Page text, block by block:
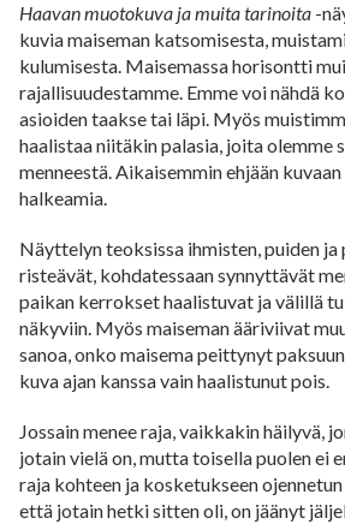
Haavan muotokuva ja muita tarinoita -
kuvia maiseman katsomisesta,
kulumisesta. Maisemassa horisontti
rajallisuudestamme. Emme voi nähdä
asioiden taakse tai läpi. Myös
haalistaa niitäkin palasia, joita olemme
menneestä. Aikaisemmin ehjään
halkeamia.
Näyttelyn teoksissa ihmisten, puiden
risteävät, kohdatessaan synnyttävät
paikan kerrokset haalistuvat ja välillä
näkyviin. Myös maiseman ääriviivat
sanoa, onko maisema peittynyt
kuva ajan kanssa vain haalistunut pois.
Jossain menee raja, vaikkakin häilyvä,
jotain vielä on, mutta toisella puolen ei
raja kohteen ja kosketukseen
että jotain hetki sitten oli, on jäänyt